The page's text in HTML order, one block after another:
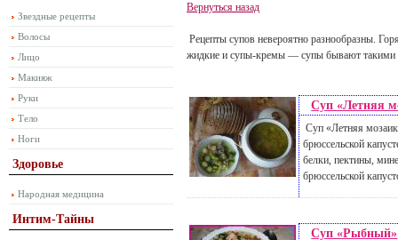
Звездные рецепты
Волосы
Лицо
Макияж
Руки
Тело
Ноги
Здоровье
Народная медицина
Интим-Тайны
Вернуться назад
Рецепты супов невероятно разнообразны.
жидкие и супы-кремы — супы бывают такими
Суп «Летняя
Суп «Летняя
брюссельской
белки, пектины,
брюссельской
Суп «Рыбный»